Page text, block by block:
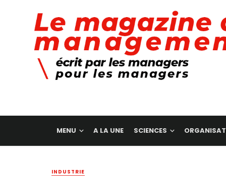
MENU A LA UNE SCIENCES
INDUSTRIE